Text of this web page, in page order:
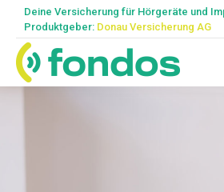
Deine Versicherung für Hörgeräte und
Produktgeber: Donau Versicherung AG